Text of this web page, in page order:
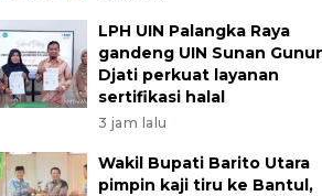
LPH UIN Palangka Raya
gandeng UIN Sunan
Djati perkuat layanan
sertifikasi halal
3 jam lalu
Wakil Bupati Barito Utara
pimpin kaji tiru ke Bantul,